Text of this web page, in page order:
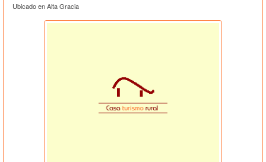
Ubicado en Alta Gracia